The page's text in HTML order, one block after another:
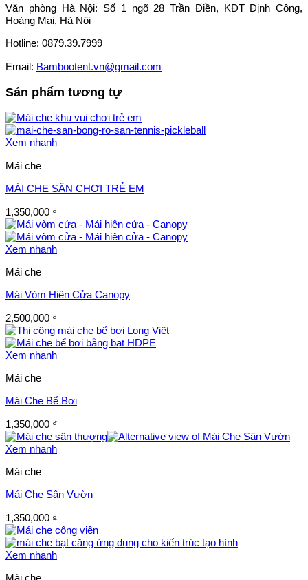
Văn phòng Hà Nội: Số 1 ngõ 28 Trần Điền, KĐT Định Công,
Hoàng Mai, Hà Nội
Hotline: 0879.39.7999
Email: Bambootent.vn@gmail.com
Sản phẩm tương tự
Xem nhanh
Mái che
MÁI CHE SÂN CHƠI TRẺ EM
1,350,000 ₫
Xem nhanh
Mái che
Mái Vòm Hiên Cửa Canopy
2,500,000 ₫
Xem nhanh
Mái che
Mái Che Bể Bơi
1,350,000 ₫
Xem nhanh
Mái che
Mái Che Sân Vườn
1,350,000 ₫
Xem nhanh